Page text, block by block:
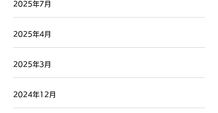
2025年7月
2025年4月
2025年3月
2024年12月